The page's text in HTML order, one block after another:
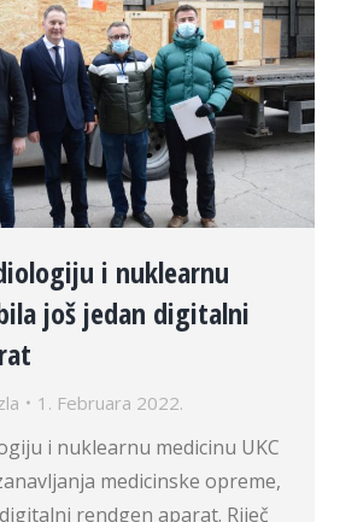
i nuklearnu
još jedan digitalni
1. Februara 2022.
i nuklearnu medicinu UKC
medicinske opreme,
rendgen aparat. Riječ